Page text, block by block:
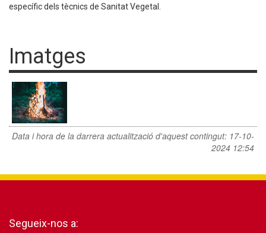
específic dels tècnics de Sanitat Vegetal.
Imatges
Data i hora de la darrera actualització d'aquest contingut: 17-10-
2024 12:54
Segueix-nos a: